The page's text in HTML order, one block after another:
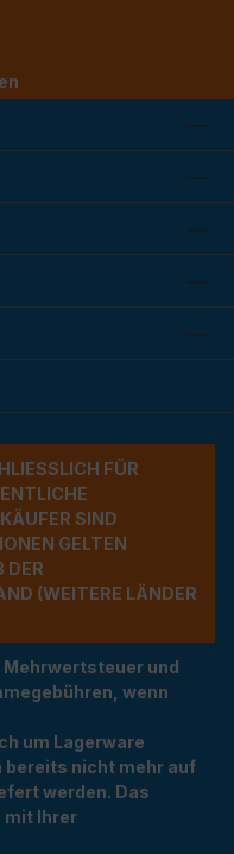
FÜR G
A
SIND A
GELTEN A
BU
LÄNDER NU
und
wenn
um Lagerware
bereits nicht mehr auf
werden. Das
mit Ihrer